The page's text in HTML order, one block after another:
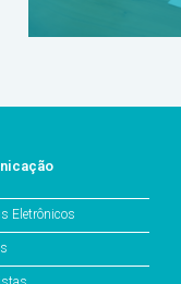
Eletrônicos